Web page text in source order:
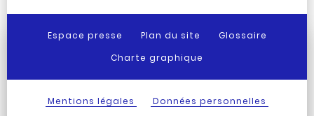
Espace presse Plan du site
Glossaire
Charte graphique
Mentions légales
Données personnelles